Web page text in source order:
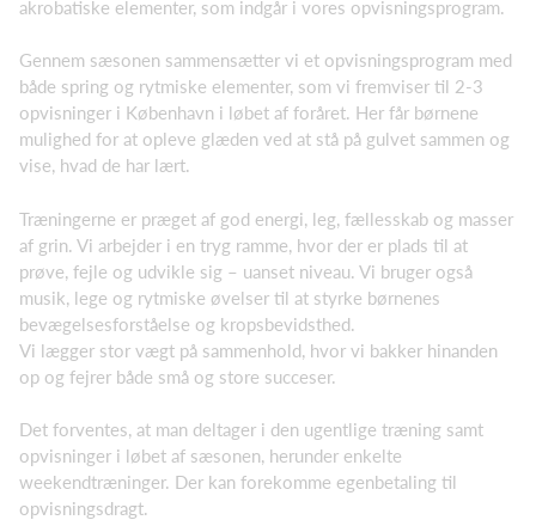
akrobatiske elementer, som indgår i vores opvisningsprogram.
Gennem sæsonen sammensætter vi et opvisningsprogram med
både spring og rytmiske elementer, som vi fremviser til 2-3
opvisninger i København i løbet af foråret. Her får børnene
mulighed for at opleve glæden ved at stå på gulvet sammen og
vise, hvad de har lært.
Træningerne er præget af god energi, leg, fællesskab og masser
af grin. Vi arbejder i en tryg ramme, hvor der er plads til at
prøve, fejle og udvikle sig – uanset niveau. Vi bruger også
musik, lege og rytmiske øvelser til at styrke børnenes
bevægelsesforståelse og kropsbevidsthed.
Vi lægger stor vægt på sammenhold, hvor vi bakker hinanden
op og fejrer både små og store succeser.
Det forventes, at man deltager i den ugentlige træning samt
opvisninger i løbet af sæsonen, herunder enkelte
weekendtræninger. Der kan forekomme egenbetaling til
opvisningsdragt.